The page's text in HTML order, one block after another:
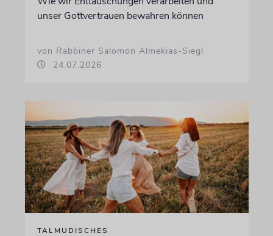
unser Gottvertrauen bewahren können
von Rabbiner Salomon Almekias-Siegl
24.07.2026
TALMUDISCHES